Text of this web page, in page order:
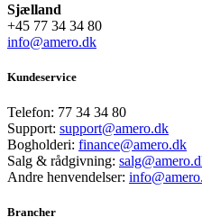
Sjælland
+45 77 34 34 80
info@amero.dk
Kundeservice
Telefon: 77 34 34 80
Support: support@amero.dk
Bogholderi: finance@amero.dk
Salg & rådgivning:
Andre henvendelser:
Brancher